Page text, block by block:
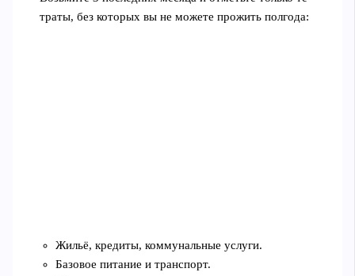
траты, без которых вы не можете прожить полгода:
Жильё, кредиты, коммунальные услуги.
Базовое питание и транспорт.